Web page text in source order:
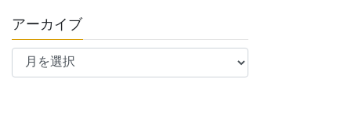
アーカイブ
ア